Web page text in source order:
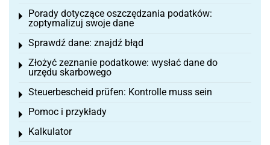
Porady dotyczące oszczędzania podatków:
zoptymalizuj swoje dane
Toggle menu
Sprawdź dane: znajdź błąd
Toggle menu
Złożyć zeznanie podatkowe: wysłać dane do
urzędu skarbowego
Toggle menu
Steuerbescheid prüfen: Kontrolle muss sein
Toggle menu
Pomoc i przykłady
Toggle menu
Kalkulator
Toggle menu